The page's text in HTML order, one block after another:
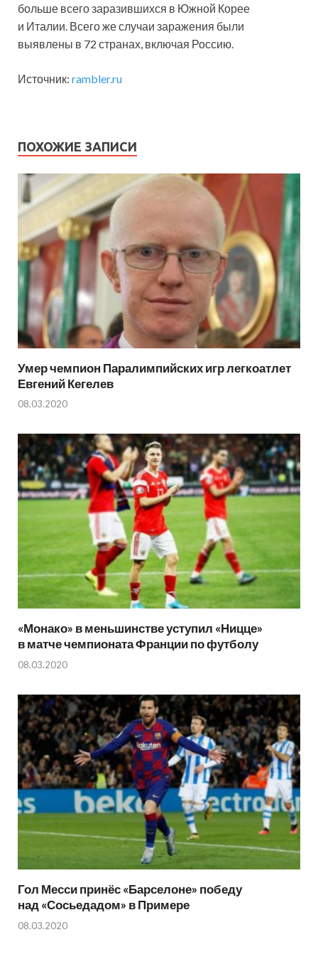
больше всего заразившихся в Южной Корее
и Италии. Всего же случаи заражения были
выявлены в 72 странах, включая Россию.
Источник: rambler.ru
ПОХОЖИЕ ЗАПИСИ
Умер чемпион Паралимпийских игр легкоатлет
Евгений Кегелев
08.03.2020
«Монако» в меньшинстве уступил «Ницце»
в матче чемпионата Франции по футболу
08.03.2020
Гол Месси принёс «Барселоне» победу
над «Сосьедадом» в Примере
08.03.2020